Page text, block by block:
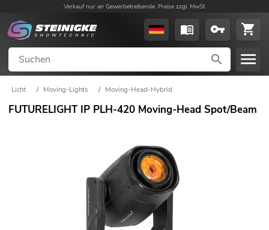
Verkauf nur an Gewerbetreibende. Preise zzgl. MwSt.
Licht / Moving-Lights / Moving-Head-Hybrid
FUTURELIGHT IP PLH-420 Moving-Head Spot/Beam